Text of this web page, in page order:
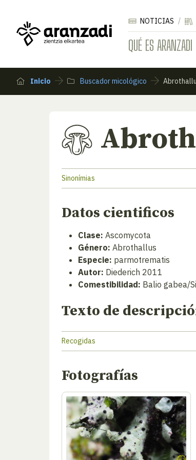
QUÉ ES ARANZADI
NOTICIAS
Inicio Buscador micológico
Sinonímias
Datos cientificos
Clase: Ascomycota
Género: Abrothallus
Especie: parmotrematis
Autor: Diederich 2011
Comestibilidad: Balio gabea/
Texto de
Recogidas
Fotografías